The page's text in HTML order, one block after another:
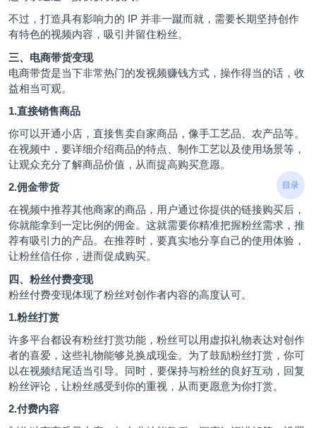
不过，打造具有影响力的 IP 并非一蹴而就，需要长期坚持创作
有特色的视频内容，吸引并留住粉丝。
三、电商带货变现
电商带货是当下非常热门的发视频赚钱方式，操作得当的话，收
益相当可观。
1.直接销售商品
你可以开通小店，直接售卖自家商品，像手工艺品、农产品等。
在视频中，要详细介绍商品的特点、制作工艺以及使用场景等，
让观众充分了解商品价值，从而提高购买意愿。
2.佣金带货
在视频中推荐其他商家的商品，用户通过你提供的链接购买后，
你就能拿到一定比例的佣金。这就需要你精准把握粉丝需求，推
荐有吸引力的产品。在推荐时，要真实地分享自己的使用体验，
让粉丝信任你，进而促成购买。
四、粉丝付费变现
粉丝付费变现体现了粉丝对创作者内容的高度认可。
1.粉丝打赏
许多平台都设有粉丝打赏功能，粉丝可以用虚拟礼物表达对创作
者的喜爱，这些礼物能够兑换成现金。为了鼓励粉丝打赏，你可
以在视频结尾适当引导。同时，要保持与粉丝的良好互动，回复
粉丝评论，让粉丝感受到你的重视，从而更愿意为你打赏。
2.付费内容
目录